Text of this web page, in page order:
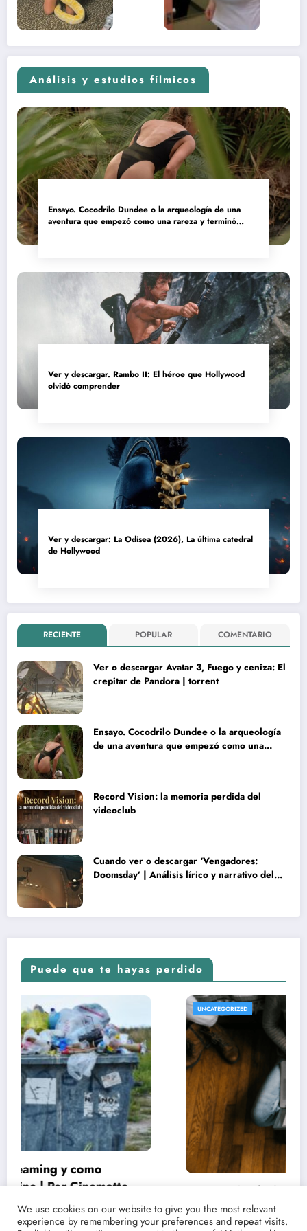
Análisis y estudios fílmicos
Ensayo. Cocodrilo Dundee o la arqueología de una
aventura que empezó como una rareza y terminó
Ver y descargar. Rambo II: El héroe que Hollywood
olvidó comprender
Ver y descargar: La Odisea (2026), La última catedral
de Hollywood
RECIENTE POPULAR COMENTARIO
Ver o descargar Avatar 3, Fuego y ceniza: El
crepitar de Pandora | torrent
Ensayo. Cocodrilo Dundee o la arqueología
de una aventura que empezó como una
Record Vision: la memoria perdida del
videoclub
Cuando ver o descargar ‘Vengadores:
Doomsday’ | Análisis lírico y narrativo del
Puede que te hayas perdido
UNCATEGORIZED
Conoce las fechas de estrenos y críticas de
tus películas y series favoritas con Point
Magazine
21/03/2021 lucenpop
We use cookies on our website to give you the most relevant
experience by remembering your preferences and repeat visits.